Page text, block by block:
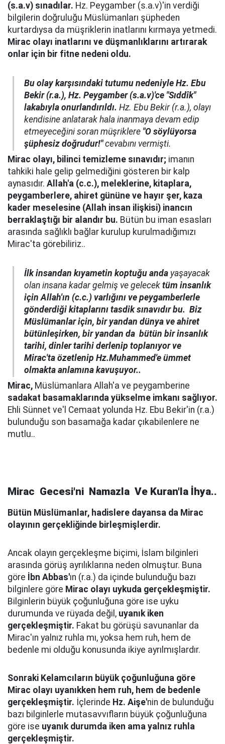
(s.a.v) sınadılar. Hz. Peygamber (s.a.v)'in verdiği
bilgilerin doğruluğu Müslümanları şüpheden
kurtardıysa da müşriklerin inatlarını kırmaya yetmedi.
Mirac olayı inatlarını ve düşmanlıklarını artırarak
onlar için bir fitne nedeni oldu.
Bu olay karşısındaki tutumu nedeniyle Hz. Ebu
Bekir (r.a.), Hz. Peygamber (s.a.v)'ce "Sıddîk"
lakabıyla onurlandırıldı. Hz. Ebu Bekir (r.a.), olayı
kendisine anlatarak hala inanmaya devam edip
etmeyeceğini soran müşriklere "O söylüyorsa
şüphesiz doğrudur!"cevabını vermişti.
Mirac olayı, bilinci temizleme sınavıdır; imanın
tahkiki hale gelip gelmediğini gösteren bir kalp
aynasıdır. Allah'a (c.c.), meleklerine, kitaplara,
peygamberlere, ahiret gününe ve hayır şer, kaza
kader meselesine (Allah insan ilişkisi) inancın
berraklaştığı bir alandır bu. Bütün bu iman esasları
arasında sağlıklı bağlar kurulup kurulmadığımızı
Mirac'ta görebiliriz..
İlk insandan kıyametin koptuğu anda yaşayacak
olan insana kadar gelmiş ve gelecek tüm insanlık
için Allah'ın (c.c.) varlığını ve peygamberlerle
gönderdiği kitaplarını tasdik sınavıdır bu. Biz
Müslümanlar için, bir yandan dünya ve ahiret
bütünleşirken, bir yandan da bütün bir insanlık
tarihi, dinler tarihi derlenip toplanıyor ve
Mirac'ta özetlenip Hz.Muhammed'e ümmet
olmakta anlamına kavuşuyor..
Mirac, Müslümanlara Allah'a ve peygamberine
sadakat basamaklarında yükselme imkanı sağlıyor.
Ehli Sünnet ve'l Cemaat yolunda Hz. Ebu Bekir'in (r.a.)
bulunduğu son basamağa kadar çıkabilenlere ne
mutlu..
Mirac Gecesi'ni Namazla Ve Kuran'la İhya..
Bütün Müslümanlar, hadislere dayansa da Mirac
olayının gerçekliğinde birleşmişlerdir.
Ancak olayın gerçekleşme biçimi, İslam bilginleri
arasında görüş ayrılıklarına neden olmuştur. Buna
göre
İbn Abbas'ın (r.a.) da içinde bulunduğu bazı
bilginlere göre Mirac olayı uykuda gerçekleşmiştir.
Bilginlerin büyük çoğunluğuna göre ise uyku
durumunda ve rüyada değil, uyanık iken
gerçekleşmiştir. Fakat bu görüşü savunanlar da
Mirac'ın yalnız ruhla mı, yoksa hem ruh, hem de
bedenle mi olduğu konusunda ikiye ayrılmışlardır.
Sonraki Kelamcıların büyük çoğunluğuna göre
Mirac olayı uyanıkken hem ruh, hem de bedenle
gerçekleşmiştir. İçlerinde Hz. Aişe'nin de bulunduğu
bazı bilginlerle mutasavvıfların büyük çoğunluğuna
göre ise uyanık durumda iken ama yalnız ruhla
gerçekleşmiştir.